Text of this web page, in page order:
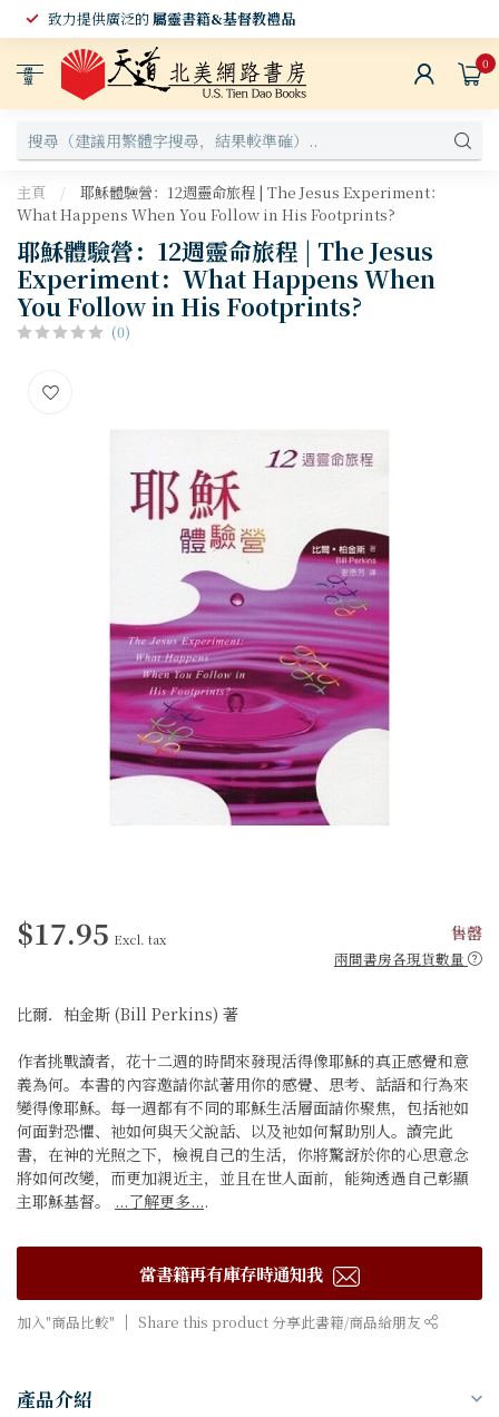
致力提供廣泛的屬靈書籍&基督教禮品
選
單
0
主頁 /
耶穌體驗營：12週靈命旅程 | The Jesus Experiment：
What Happens When You Follow in His Footprints?
耶穌體驗營：12週靈命旅程 | The Jesus
Experiment：What Happens When
You Follow in His Footprints?
(0)
$17.95 Excl. tax 售罄
兩間書房各現貨數量
比爾．柏金斯 (Bill Perkins) 著
作者挑戰讀者，花十二週的時間來發現活得像耶穌的真正感覺和意
義為何。本書的內容邀請你試著用你的感覺、思考、話語和行為來
變得像耶穌。每一週都有不同的耶穌生活層面請你聚焦，包括祂如
何面對恐懼、祂如何與天父說話、以及祂如何幫助別人。讀完此
書，在神的光照之下，檢視自己的生活，你將驚訝於你的心思意念
將如何改變，而更加親近主，並且在世人面前，能夠透過自己彰顯
主耶穌基督。 ...了解更多....
當書籍再有庫存時通知我
加入"商品比較" Share this product 分享此書籍/商品給朋友
產品介紹